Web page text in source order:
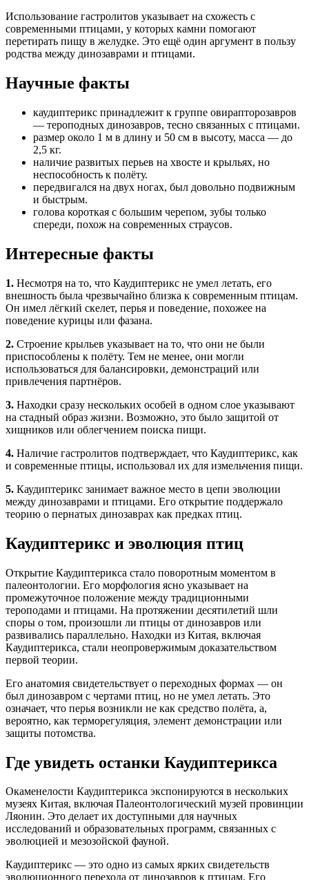
Использование гастролитов указывает на схожесть с
современными птицами, у которых камни помогают
перетирать пищу в желудке. Это ещё один аргумент в пользу
родства между динозаврами и птицами.
Научные факты
каудиптерикс принадлежит к группе овирапторозавров
— тероподных динозавров, тесно связанных с птицами.
размер около 1 м в длину и 50 см в высоту, масса — до
2,5 кг.
наличие развитых перьев на хвосте и крыльях, но
неспособность к полёту.
передвигался на двух ногах, был довольно подвижным
и быстрым.
голова короткая с большим черепом, зубы только
спереди, похож на современных страусов.
Интересные факты
1. Несмотря на то, что Каудиптерикс не умел летать, его
внешность была чрезвычайно близка к современным птицам.
Он имел лёгкий скелет, перья и поведение, похожее на
поведение курицы или фазана.
2. Строение крыльев указывает на то, что они не были
приспособлены к полёту. Тем не менее, они могли
использоваться для балансировки, демонстраций или
привлечения партнёров.
3. Находки сразу нескольких особей в одном слое указывают
на стадный образ жизни. Возможно, это было защитой от
хищников или облегчением поиска пищи.
4. Наличие гастролитов подтверждает, что Каудиптерикс, как
и современные птицы, использовал их для измельчения пищи.
5. Каудиптерикс занимает важное место в цепи эволюции
между динозаврами и птицами. Его открытие поддержало
теорию о пернатых динозаврах как предках птиц.
Каудиптерикс и эволюция птиц
Открытие Каудиптерикса стало поворотным моментом в
палеонтологии. Его морфология ясно указывает на
промежуточное положение между традиционными
тероподами и птицами. На протяжении десятилетий шли
споры о том, произошли ли птицы от динозавров или
развивались параллельно. Находки из Китая, включая
Каудиптерикса, стали неопровержимым доказательством
первой теории.
Его анатомия свидетельствует о переходных формах — он
был динозавром с чертами птиц, но не умел летать. Это
означает, что перья возникли не как средство полёта, а,
вероятно, как терморегуляция, элемент демонстрации или
защиты потомства.
Где увидеть останки Каудиптерикса
Окаменелости Каудиптерикса экспонируются в нескольких
музеях Китая, включая Палеонтологический музей провинции
Ляонин. Это делает их доступными для научных
исследований и образовательных программ, связанных с
эволюцией и мезозойской фауной.
Каудиптерикс — это одно из самых ярких свидетельств
эволюционного перехода от динозавров к птицам. Его